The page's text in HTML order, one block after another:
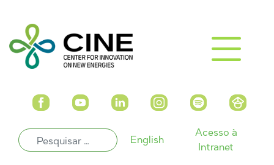
English
Acesso à
Intranet